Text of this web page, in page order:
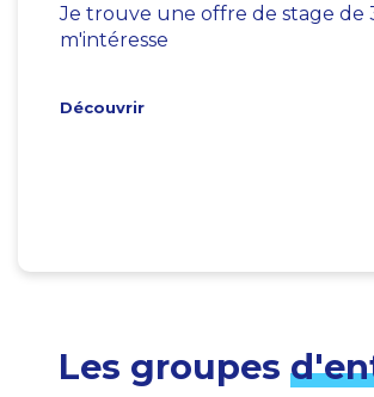
Je trouve une offre de stage de
m'intéresse
Découvrir
Les groupes